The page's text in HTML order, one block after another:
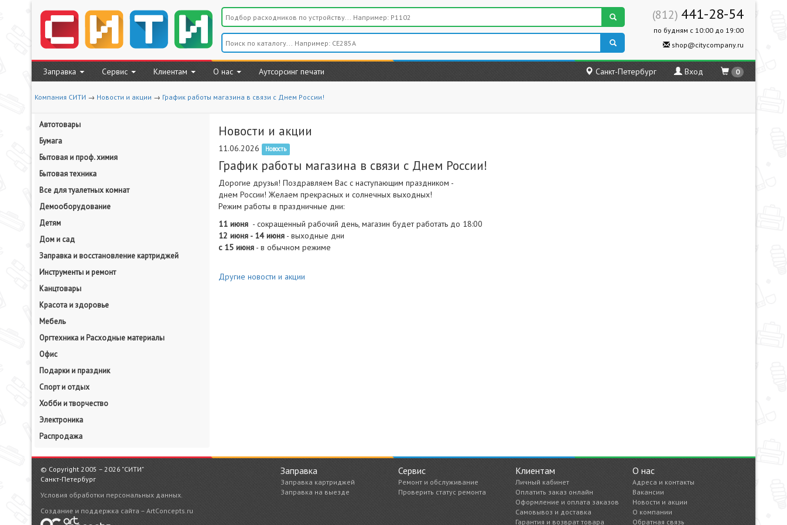
(812) 441-28-54
по будням с 10:00 до 19:00
shop@citycompany.ru
Заправка Сервис Клиентам О нас Аутсорсинг печати Санкт-Петербург Вход 0
Компания СИТИ → Новости и акции → График работы магазина в связи с Днем России!
Автотовары
Бумага
Бытовая и проф. химия
Бытовая техника
Все для туалетных комнат
Демооборудование
Детям
Дом и сад
Заправка и восстановление картриджей
Инструменты и ремонт
Канцтовары
Красота и здоровье
Мебель
Оргтехника и Расходные материалы
Офис
Подарки и праздник
Спорт и отдых
Хобби и творчество
Электроника
Распродажа
Новости и акции
11.06.2026 Новость
График работы магазина в связи с Днем России!
Дорогие друзья! Поздравляем Вас с наступающим праздником -
днем России! Желаем прекрасных и солнечных выходных!
Режим работы в праздничные дни:
11 июня- сокращенный рабочий день, магазин будет работать до 18:00
12 июня - 14 июня- выходные дни
с 15 июня- в обычном режиме
Другие новости и акции
Заправка
Заправка картриджей
Заправка на выезде
Сервис
Ремонт и обслуживание
Проверить статус ремонта
Клиентам
Личный кабинет
Оплатить заказ онлайн
Оформление и оплата заказов
Самовывоз и доставка
Гарантия и возврат товара
О нас
Адреса и контакты
Вакансии
Новости и акции
О компании
Обратная связь
© Copyright 2005 – 2026 "СИТИ"
Санкт-Петербург
Условия обработки персональных данных.
Создание и поддержка сайта – ArtConcepts.ru